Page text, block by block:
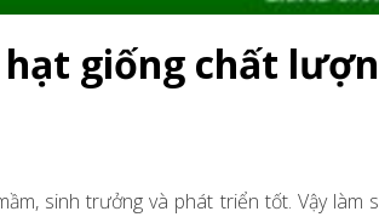
giống chất
sinh trưởng và phát triển tốt. Vậy làm